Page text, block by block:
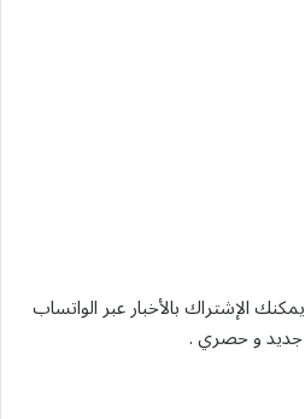
يمكنك الإشتراك بالأخبار عبر الواتساب
و حصري .